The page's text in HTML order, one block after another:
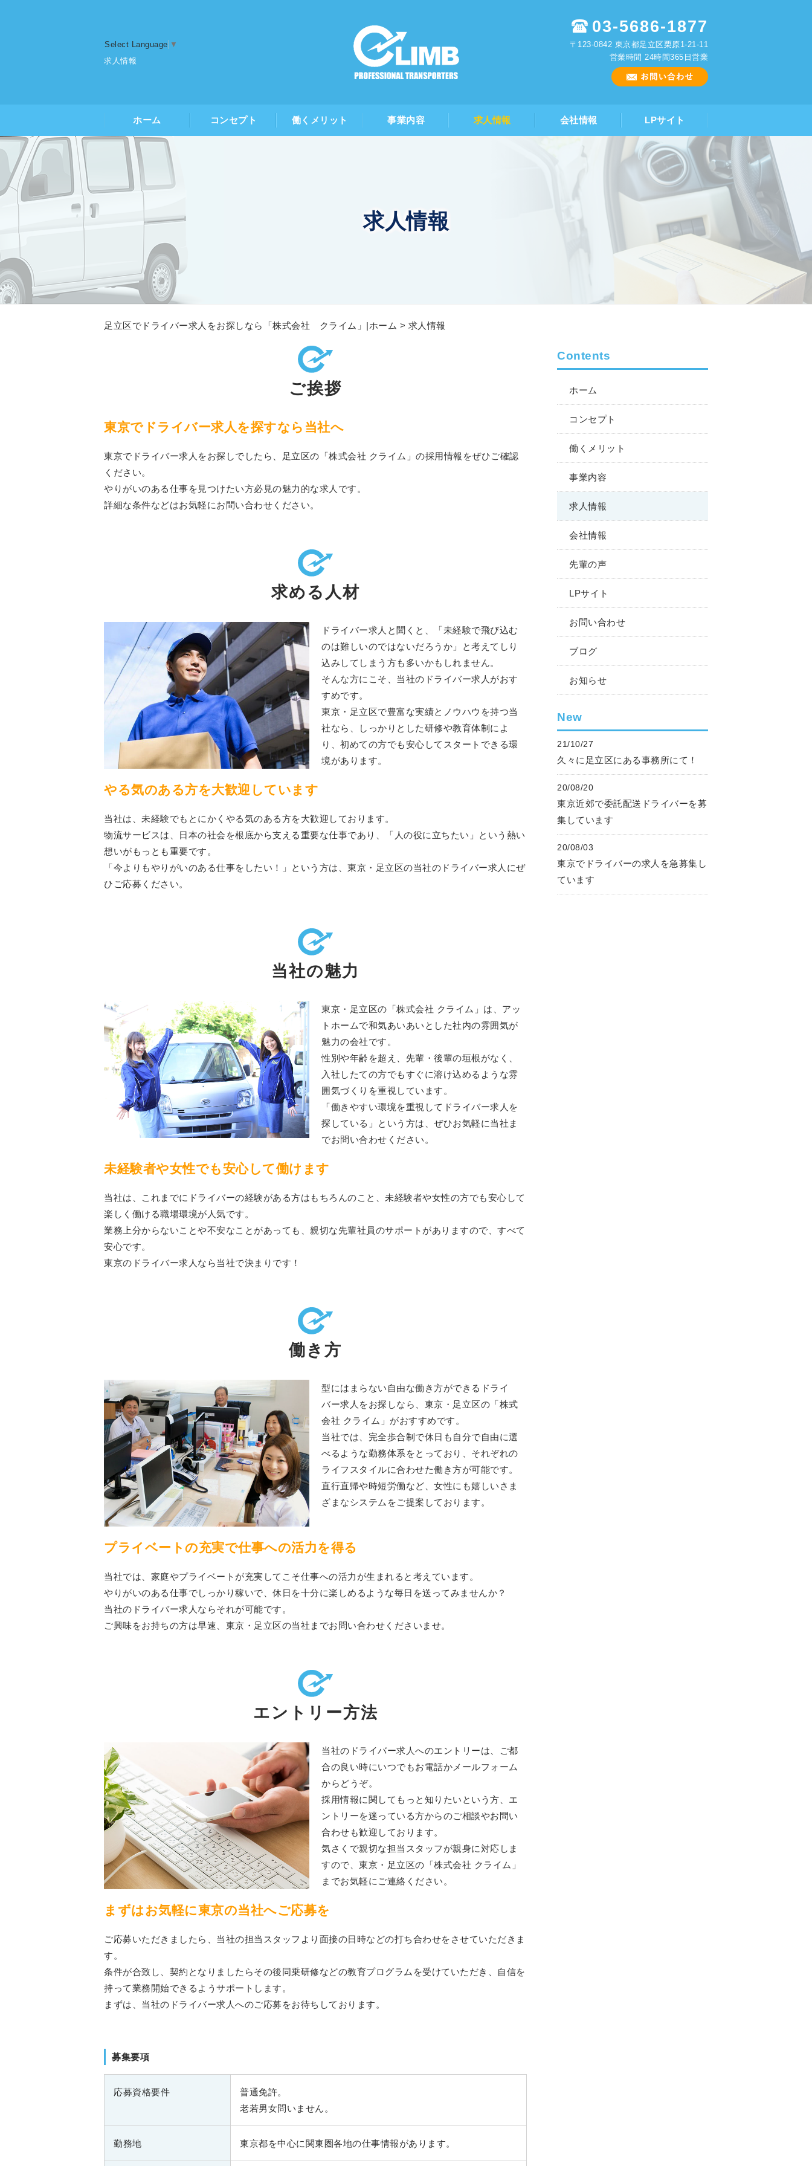
Select Language ▼
求人情報
03-5686-1877
〒123-0842 東京都足立区栗原1-21-11
営業時間 24時間365日営業
ホーム コンセプト 働くメリット 事業内容 求人情報 会社情報 LPサイト
求人情報
足立区でドライバー求人をお探しなら「株式会社 クライム」|ホーム > 求人情報
ご挨拶
東京でドライバー求人を探すなら当社へ
東京でドライバー求人をお探しでしたら、足立区の「株式会社 クライム」の採用情報をぜひご確認
ください。
やりがいのある仕事を見つけたい方必見の魅力的な求人です。
詳細な条件などはお気軽にお問い合わせください。
求める人材
ドライバー求人と聞くと、「未経験で飛び込む
のは難しいのではないだろうか」と考えてしり
込みしてしまう方も多いかもしれません。
そんな方にこそ、当社のドライバー求人がおす
すめです。
東京・足立区で豊富な実績とノウハウを持つ当
社なら、しっかりとした研修や教育体制によ
り、初めての方でも安心してスタートできる環
境があります。
やる気のある方を大歓迎しています
当社は、未経験でもとにかくやる気のある方を大歓迎しております。
物流サービスは、日本の社会を根底から支える重要な仕事であり、「人の役に立ちたい」という熱い
想いがもっとも重要です。
「今よりもやりがいのある仕事をしたい！」という方は、東京・足立区の当社のドライバー求人にぜ
ひご応募ください。
当社の魅力
東京・足立区の「株式会社 クライム」は、アッ
トホームで和気あいあいとした社内の雰囲気が
魅力の会社です。
性別や年齢を超え、先輩・後輩の垣根がなく、
入社したての方でもすぐに溶け込めるような雰
囲気づくりを重視しています。
「働きやすい環境を重視してドライバー求人を
探している」という方は、ぜひお気軽に当社ま
でお問い合わせください。
未経験者や女性でも安心して働けます
当社は、これまでにドライバーの経験がある方はもちろんのこと、未経験者や女性の方でも安心して
楽しく働ける職場環境が人気です。
業務上分からないことや不安なことがあっても、親切な先輩社員のサポートがありますので、すべて
安心です。
東京のドライバー求人なら当社で決まりです！
働き方
型にはまらない自由な働き方ができるドライ
バー求人をお探しなら、東京・足立区の「株式
会社 クライム」がおすすめです。
当社では、完全歩合制で休日も自分で自由に選
べるような勤務体系をとっており、それぞれの
ライフスタイルに合わせた働き方が可能です。
直行直帰や時短労働など、女性にも嬉しいさま
ざまなシステムをご提案しております。
プライベートの充実で仕事への活力を得る
当社では、家庭やプライベートが充実してこそ仕事への活力が生まれると考えています。
やりがいのある仕事でしっかり稼いで、休日を十分に楽しめるような毎日を送ってみませんか？
当社のドライバー求人ならそれが可能です。
ご興味をお持ちの方は早速、東京・足立区の当社までお問い合わせくださいませ。
エントリー方法
当社のドライバー求人へのエントリーは、ご都
合の良い時にいつでもお電話かメールフォーム
からどうぞ。
採用情報に関してもっと知りたいという方、エ
ントリーを迷っている方からのご相談やお問い
合わせも歓迎しております。
気さくで親切な担当スタッフが親身に対応しま
すので、東京・足立区の「株式会社 クライム」
までお気軽にご連絡ください。
まずはお気軽に東京の当社へご応募を
ご応募いただきましたら、当社の担当スタッフより面接の日時などの打ち合わせをさせていただきま
す。
条件が合致し、契約となりましたらその後同乗研修などの教育プログラムを受けていただき、自信を
持って業務開始できるようサポートします。
まずは、当社のドライバー求人へのご応募をお待ちしております。
募集要項
応募資格要件
普通免許。
老若男女問いません。
勤務地 東京都を中心に関東圏各地の仕事情報があります。
Contents
ホーム
コンセプト
働くメリット
事業内容
求人情報
会社情報
先輩の声
LPサイト
お問い合わせ
ブログ
お知らせ
New
21/10/27
久々に足立区にある事務所にて！
20/08/20
東京近郊で委託配送ドライバーを募
集しています
20/08/03
東京でドライバーの求人を急募集し
ています